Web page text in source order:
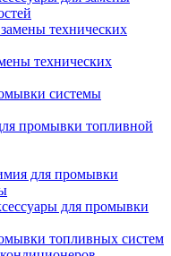
технических
технических
системы
промывки топливной
для промывки
для промывки
топливных систем